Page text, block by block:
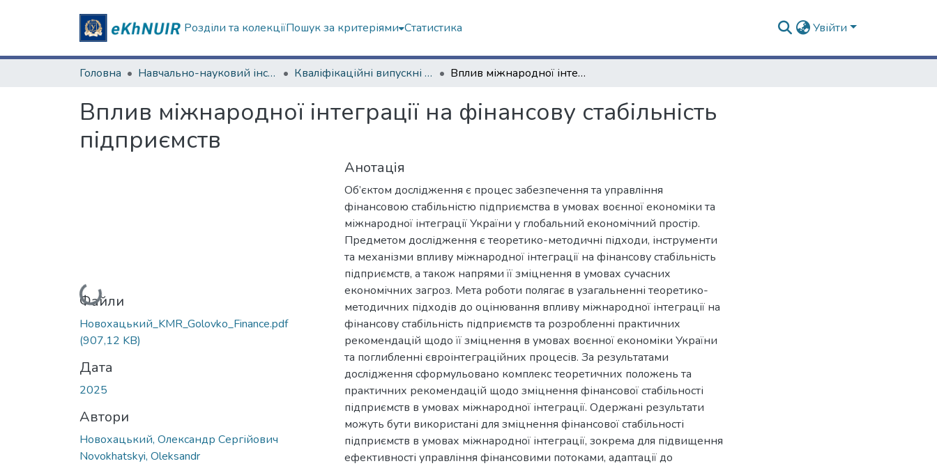
Розділи та колекціїПошук за критеріями Статистика Увійти
Головна Навчально-науковий інститут "Каразінський банківський інститут" Кваліфікаційні випускні роботи магістрів. ННІ "Каразінський банківський інститут" Вплив міжнародної інтеграції на фінансову стабільність підприємств
Вплив міжнародної інтеграції на фінансову стабільність
підприємств
Вантажиться...
Файли
Новохацький_KMR_Golovko_Finance.pdf
(907,12 KB)
Дата
2025
Автори
Новохацький, Олександр Сергійович
Novokhatskyi, Oleksandr
Анотація
Об’єктом дослідження є процес забезпечення та управління
фінансовою стабільністю підприємства в умовах воєнної економіки та
міжнародної інтеграції України у глобальний економічний простір.
Предметом дослідження є теоретико-методичні підходи, інструменти
та механізми впливу міжнародної інтеграції на фінансову стабільність
підприємств, а також напрями її зміцнення в умовах сучасних
економічних загроз. Мета роботи полягає в узагальненні теоретико-
методичних підходів до оцінювання впливу міжнародної інтеграції на
фінансову стабільність підприємств та розробленні практичних
рекомендацій щодо її зміцнення в умовах воєнної економіки України
та поглибленні євроінтеграційних процесів. За результатами
дослідження сформульовано комплекс теоретичних положень та
практичних рекомендацій щодо зміцнення фінансової стабільності
підприємств в умовах міжнародної інтеграції. Одержані результати
можуть бути використані для зміцнення фінансової стабільності
підприємств в умовах міжнародної інтеграції, зокрема для підвищення
ефективності управління фінансовими потоками, адаптації до